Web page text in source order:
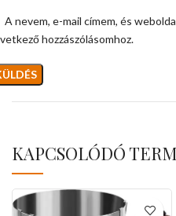
A nevem, e-mail címem, és
hozzászólásomhoz.
KAPCSOLÓDÓ